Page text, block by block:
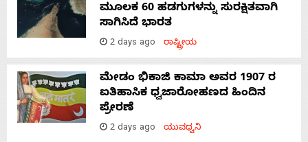
ಮೂಲಕ 60 ಹಡಗುಗಳನ್ನು ಸುರಕ್ಷಿತವಾಗಿ
ಸಾಗಿಸಿದೆ ಭಾರತ
2 days ago ರಾಷ್ಟ್ರೀಯ
ಮೇಡಂ ಭಿಕಾಜಿ ಕಾಮಾ ಅವರ 1907 ರ
ಐತಿಹಾಸಿಕ ಧ್ವಜಾರೋಹಣದ ಹಿಂದಿನ
ಪ್ರೇರಣೆ
2 days ago ಯುವಧ್ವನಿ